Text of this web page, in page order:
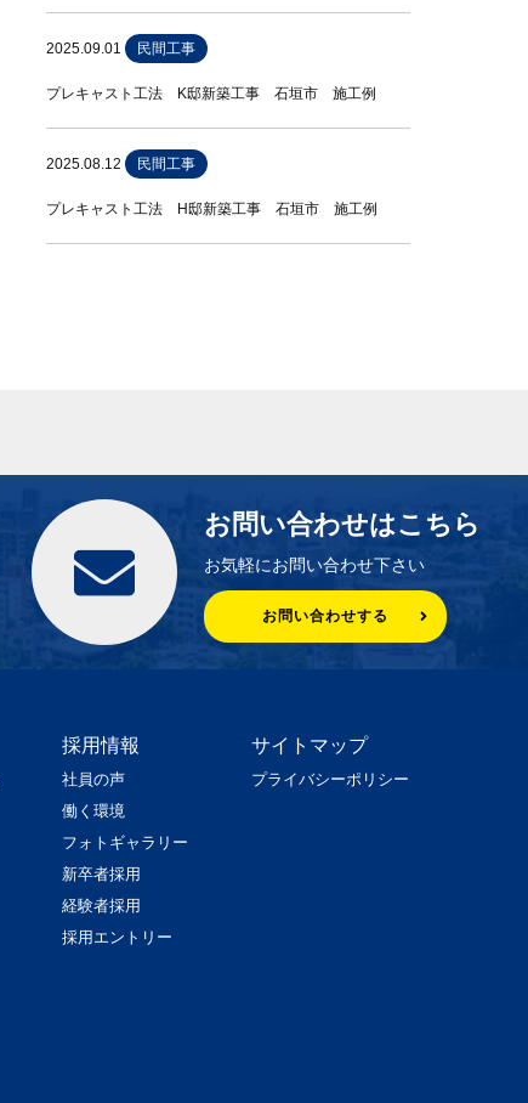
2025.09.01 民間工事
プレキャスト工法 K邸新築工事 石垣市 施工例
2025.08.12 民間工事
プレキャスト工法 H邸新築工事 石垣市 施工例
お問い合わせはこちら
お気軽にお問い合わせ下さい
お問い合わせする
採用情報
社員の声
働く環境
フォトギャラリー
新卒者採用
経験者採用
採用エントリー
サイトマップ
プライバシーポリシー